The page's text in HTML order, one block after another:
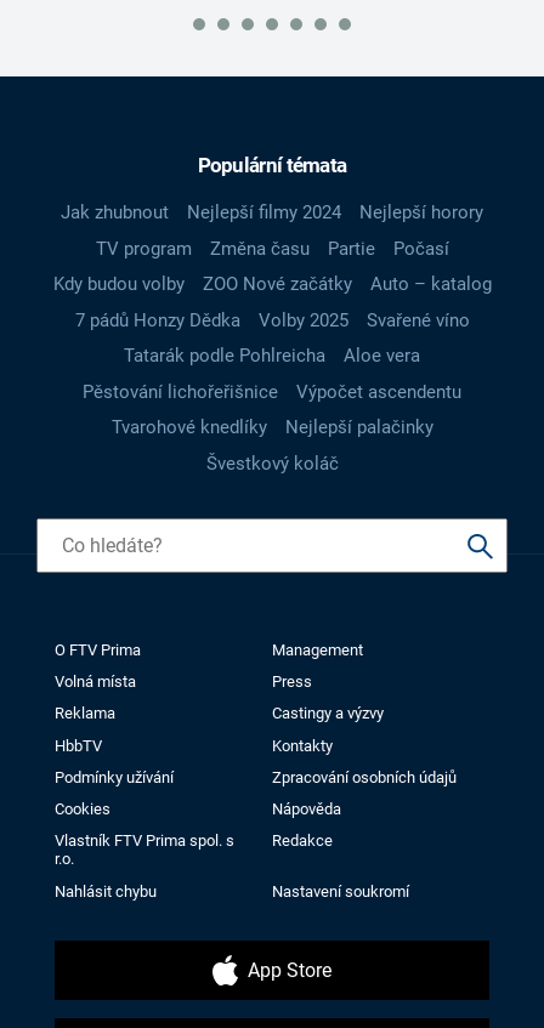
Populární témata
Jak zhubnout Nejlepší filmy 2024
Nejlepší horory
TV program
Změna času Partie
Počasí
Kdy budou volby
ZOO Nové začátky
Auto – katalog
7 pádů Honzy Dědka
Volby 2025
Svařené víno
Tatarák podle Pohlreicha
Aloe vera
Pěstování lichořeřišnice
Výpočet ascendentu
Tvarohové knedlíky
Nejlepší palačinky
Švestkový koláč
O FTV Prima
Management
Volná místa
Press
Reklama
Castingy a výzvy
HbbTV
Kontakty
Podmínky užívání
Zpracování osobních údajů
Cookies
Nápověda
Vlastník FTV Prima spol. s
r.o.
Redakce
Nahlásit chybu Nastavení soukromí
App Store